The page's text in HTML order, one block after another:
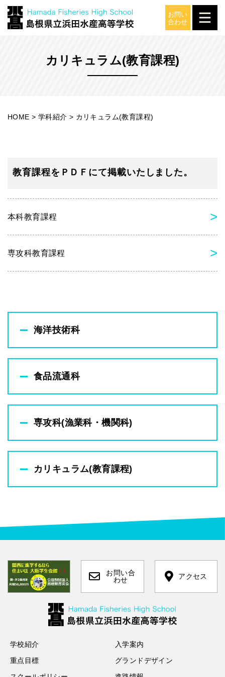
カリキュラム(教育課程)
学科紹介
HOME > 学科紹介 > カリキュラム(教育課程)
教育課程をＰＤＦにて掲載いたしました。
本科教育課程
専攻科教育課程
海洋技術科
食品流通科
専攻科(漁業科・機関科)
カリキュラム(教育課程)
お問い合
わせ
アクセス
学校紹介
入学案内
重点目標
グランドデザイン